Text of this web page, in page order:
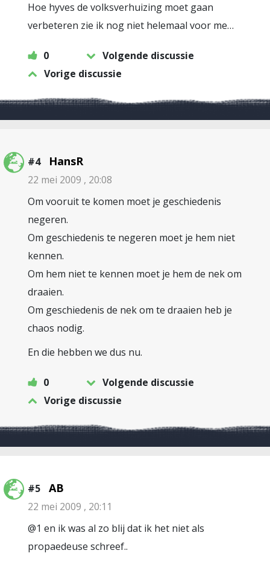
Hoe hyves de volksverhuizing moet gaan
verbeteren zie ik nog niet helemaal voor me…
0
Volgende discussie
Vorige discussie
#4 HansR
22 mei 2009 , 20:08
Om vooruit te komen moet je geschiedenis
negeren.
Om geschiedenis te negeren moet je hem niet
kennen.
Om hem niet te kennen moet je hem de nek om
draaien.
Om geschiedenis de nek om te draaien heb je
chaos nodig.
En die hebben we dus nu.
0
Volgende discussie
Vorige discussie
#5 AB
22 mei 2009 , 20:11
@1 en ik was al zo blij dat ik het niet als
propaedeuse schreef..